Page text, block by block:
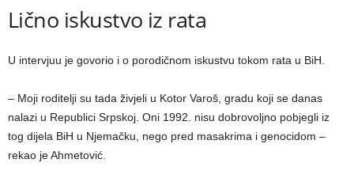
Lično iskustvo iz rata
U intervjuu je govorio i o porodičnom iskustvu tokom rata u BiH.
– Moji roditelji su tada živjeli u Kotor Varoš, gradu koji se danas
nalazi u Republici Srpskoj. Oni 1992. nisu dobrovoljno pobjegli iz
tog dijela BiH u Njemačku, nego pred masakrima i genocidom –
rekao je Ahmetović.